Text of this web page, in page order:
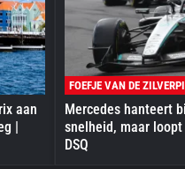
aan
|
FOEFJE VAN DE
Mercedes hanteert
snelheid, maar
DSQ